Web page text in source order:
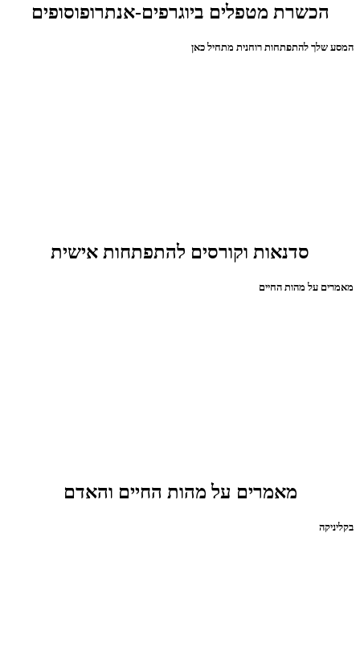
הכשרת מטפלים ביוגרפים-אנתרופוסופים
המסע שלך להתפתחות רוחנית מתחיל כאן
סדנאות וקורסים להתפתחות אישית
מאמרים על מהות החיים
מאמרים על מהות החיים והאדם
בקליניקה